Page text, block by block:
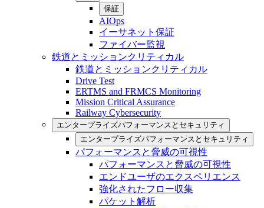
保証
AIOps
イーサネット保証
ファイバー監視
鉄道とミッションクリティカル
鉄道とミッションクリティカル
Drive Test
ERTMS and FRMCS Monitoring
Mission Critical Assurance
Railway Cybersecurity
エンタープライズパフォーマンスとセキュリティ
エンタープライズパフォーマンスとセキュリティ
パフォーマンスと脅威の可視性
パフォーマンスと脅威の可視性
エンドユーザのエクスペリエンス
強化されたフロー収集
パケット解析